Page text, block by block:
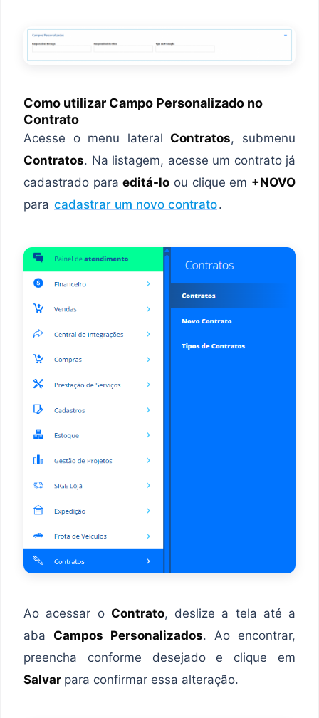
Como utilizar Campo Personalizado no
Contrato
Acesse o menu lateralContratos, submenu
Contratos. Na listagem, acesse um contrato já
cadastrado paraeditá-lo ou clique em +NOVO
para cadastrar um novo contrato.
Ao acessar o Contrato, deslize a tela até a
aba Campos Personalizados. Ao encontrar,
preencha conforme desejado e clique em
Salvar para confirmar essa alteração.